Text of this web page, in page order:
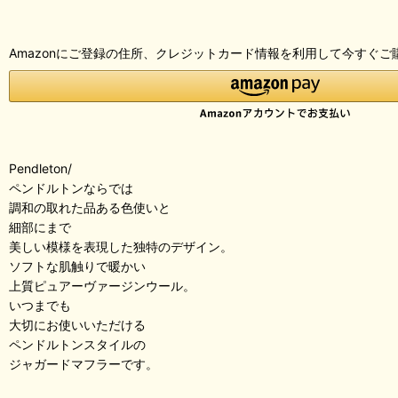
Amazonにご登録の住所、クレジットカード情報を利用して今すぐご
Pendleton/
ペンドルトンならでは
調和の取れた品ある色使いと
細部にまで
美しい模様を表現した独特のデザイン。
ソフトな肌触りで暖かい
上質ピュアーヴァージンウール。
いつまでも
大切にお使いいただける
ペンドルトンスタイルの
ジャガードマフラーです。